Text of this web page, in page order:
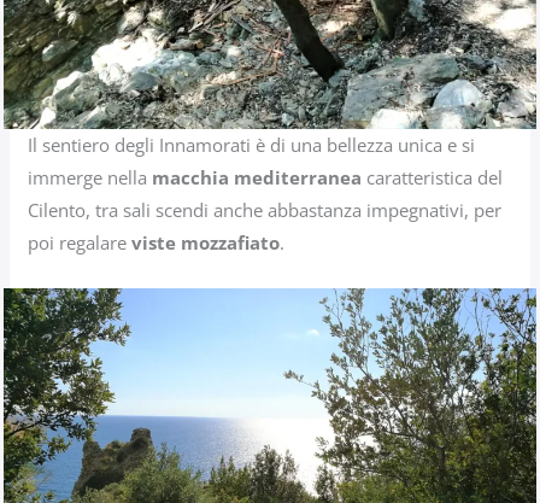
Il sentiero degli Innamorati è di una bellezza unica e si
immerge nella macchia mediterranea caratteristica del
Cilento, tra sali scendi anche abbastanza impegnativi, per
poi regalare viste mozzafiato.